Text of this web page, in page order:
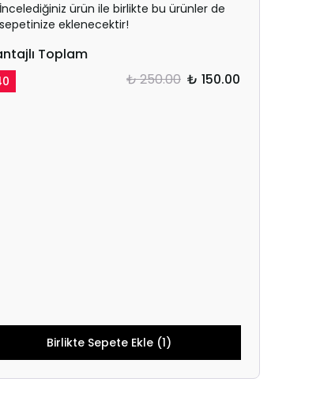
İncelediğiniz ürün ile birlikte bu ürünler de
sepetinize eklenecektir!
Toplam
₺ 250.00 ₺ 150.00
Birlikte Sepete Ekle (1)